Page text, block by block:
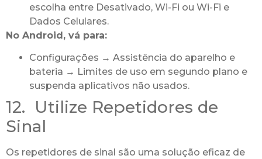
escolha entre Desativado, Wi-Fi ou Wi-Fi e
Dados Celulares.
No Android, vá para:
Configurações → Assistência do aparelho e
bateria → Limites de uso em segundo plano e
suspenda aplicativos não usados.
12. Utilize Repetidores de
Sinal
Os repetidores de sinal são uma solução eficaz de